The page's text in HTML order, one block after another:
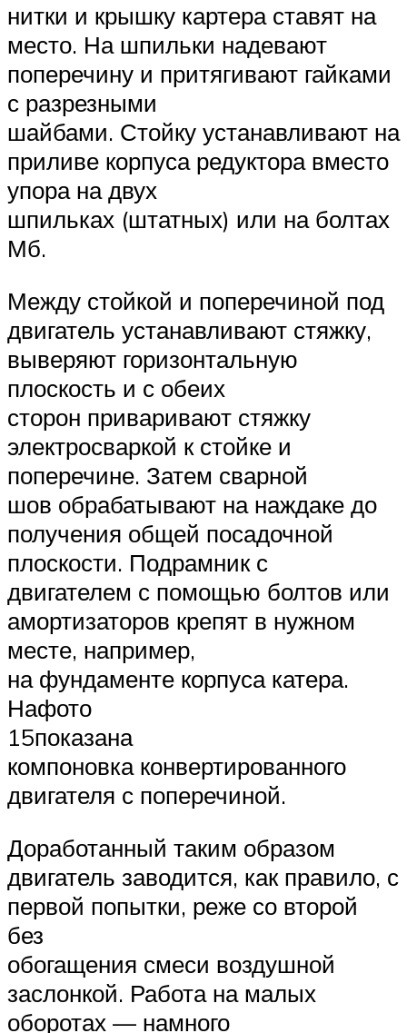
нитки и крышку картера ставят на
место. На шпильки надевают
поперечину и притягивают гайками
с разрезными
шайбами. Стойку устанавливают на
приливе корпуса редуктора вместо
упора на двух
шпильках (штатных) или на болтах
Мб.
Между стойкой и поперечиной под
двигатель устанавливают стяжку,
выверяют горизонтальную
плоскость и с обеих
сторон приваривают стяжку
электросваркой к стойке и
поперечине. Затем сварной
шов обрабатывают на наждаке до
получения общей посадочной
плоскости. Подрамник с
двигателем с помощью болтов или
амортизаторов крепят в нужном
месте, например,
на фундаменте корпуса катера.
Нафото
15показана
компоновка конвертированного
двигателя с поперечиной.
Доработанный таким образом
двигатель заводится, как правило, с
первой попытки, реже со второй
без
обогащения смеси воздушной
заслонкой. Работа на малых
оборотах — намного